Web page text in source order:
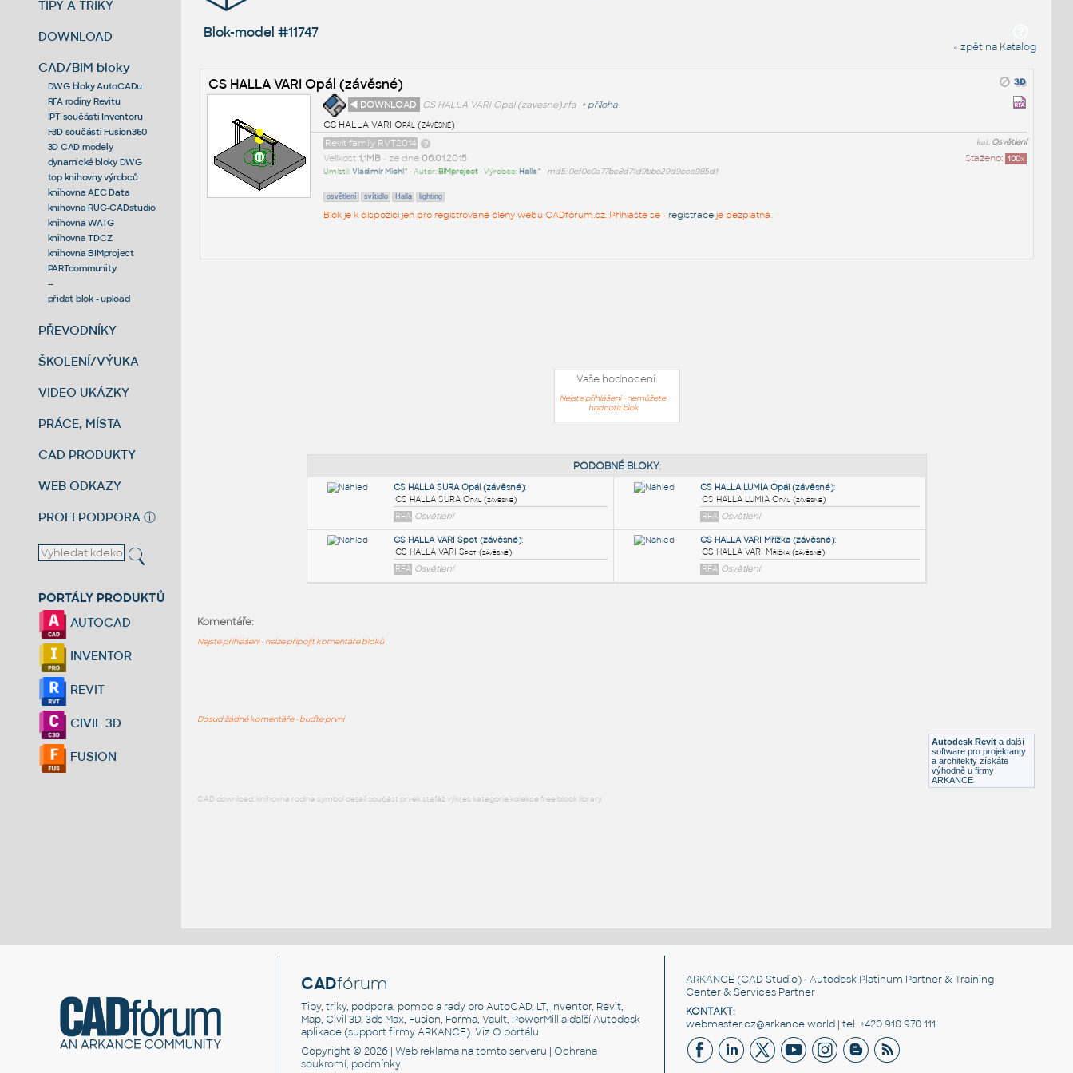
TIPY A TRIKY
DOWNLOAD
CAD/BIM bloky
DWG bloky AutoCADu
RFA rodiny Revitu
IPT součásti Inventoru
F3D součásti Fusion360
3D CAD modely
dynamické bloky DWG
top knihovny výrobců
knihovna AEC Data
knihovna RUG-CADstudio
knihovna WATG
knihovna TDCZ
knihovna BIMproject
PARTcommunity
--
přidat blok - upload
PŘEVODNÍKY
ŠKOLENÍ/VÝUKA
VIDEO UKÁZKY
PRÁCE, MÍSTA
CAD PRODUKTY
WEB ODKAZY
PROFI PODPORA ⓘ
PORTÁLY PRODUKTŮ
AUTOCAD
INVENTOR
REVIT
CIVIL 3D
FUSION
Blok-model #11747
« zpět na Katalog
CS HALLA VARI Opál (závěsné)
◄ DOWNLOAD CS HALLA VARI Opal (zavesne).rfa + příloha
CS HALLA VARI Opál (závěsné)
kat:Osvětlení
Revit family RVT2014
Staženo: 100x
Velikost 1,1MB• ze dne 06.01.2015
Umístil:Vladimír Michl^ • Autor: BIMproject• Výrobce: Halla^ • md5: 0ef0c0a77bc8d71d9bbe29d9ccc985d1
osvětlení svítidlo Halla lighting
Blok je k dispozici jen pro registrované členy webu CADforum.cz. Přihlaste se - registraceje bezplatná.
Vaše hodnocení:
Nejste přihlášeni - nemůžete
hodnotit blok
Autodesk Revit a další
software pro projektanty
a architekty získáte
výhodně u firmy
ARKANCE
Komentáře:
Nejste přihlášeni - nelze připojit komentáře bloků
Dosud žádné komentáře - buďte první
CAD download: knihovna rodina symbol detail součást prvek stafáž výkres kategorie kolekce free block library
CADfórum
Tipy, triky, podpora, pomoc a rady pro AutoCAD, LT, Inventor, Revit,
Map, Civil 3D, 3ds Max, Fusion, Forma, Vault, PowerMill a další Autodesk
aplikace (support firmy ARKANCE). VizO portálu.
Copyright © 2026 |Web reklama na tomto serveru |Ochrana
soukromí, podmínky
ARKANCE (CAD Studio) - Autodesk Platinum Partner & Training
Center & Services Partner
KONTAKT:
webmaster.cz@arkance.world | tel. +420 910 970 111